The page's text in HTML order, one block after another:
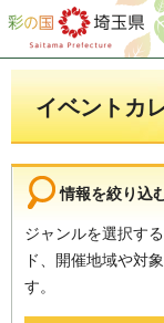
彩の国 埼玉県
イベントカ
情報を絞り込
ジャンルを選択す
ド、開催地域や対
す。